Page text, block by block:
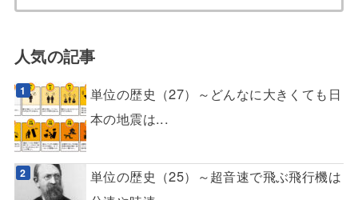
人気の記事
単位の歴史（27）～どんなに大きくても日
本の地震は...
単位の歴史（25）～超音速で飛ぶ飛行機は